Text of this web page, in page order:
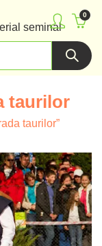
seminal
0
taurilor
taurilor”